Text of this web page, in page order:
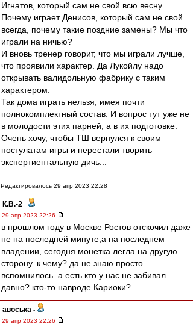
Игнатов, который сам не свой всю весну.
Почему играет Денисов, который сам не свой
всегда, почему такие поздние замены? Мы что
играли на ничью?
И вновь тренер говорит, что мы играли лучше,
что проявили характер. Да Лукойлу надо
открывать валидольную фабрику с таким
характером.
Так дома играть нельзя, имея почти
полнокомплектный состав. И вопрос тут уже не
в молодости этих парней, а в их подготовке.
Очень хочу, чтобы ТШ вернулся к своим
постулатам игры и перестали творить
экспертиентальную дичь...
Редактировалось 29 апр 2023 22:28
К.В.-2 -
29 апр 2023 22:26
в прошлом году в Москве Ростов отскочил даже
не на последней минуте,а на последнем
владении, сегодня монетка легла на другую
сторону. к чему? да не знаю просто
вспомнилось. а есть кто у нас не забивал
давно? кто-то навроде Кариоки?
авоська -
29 апр 2023 22:26